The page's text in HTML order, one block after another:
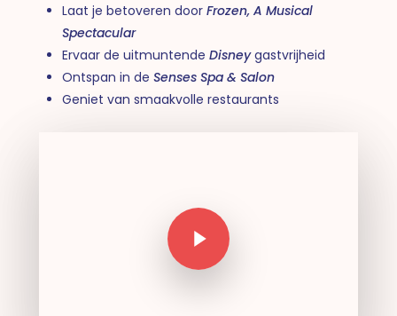
Laat je betoveren doorFrozen, A Musical
Spectacular
Ervaar de uitmuntendeDisneygastvrijheid
Ontspan in deSenses Spa & Salon
Geniet van smaakvolle restaurants
Play Video